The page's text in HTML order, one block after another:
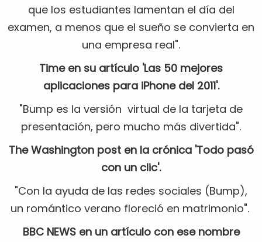
que los estudiantes lamentan el día del
examen, a menos que el sueño se convierta en
una empresa real".
Time en su artículo 'Las 50 mejores
aplicaciones para iPhone del 2011'.
"Bump es la versión virtual de la tarjeta de
presentación, pero mucho más divertida".
The Washington post en la crónica 'Todo pasó
con un clic'.
"Con la ayuda de las redes sociales (Bump),
un romántico verano floreció en matrimonio".
BBC NEWS en un artículo con ese nombre